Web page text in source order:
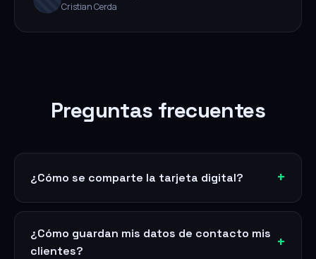
Cristian Cerda
Preguntas frecuentes
¿Cómo se comparte la tarjeta digital?
¿Cómo guardan mis datos de contacto mis
clientes?